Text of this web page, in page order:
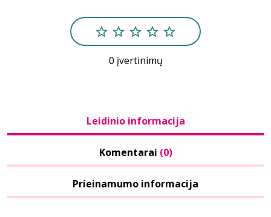
0 įvertinimų
Leidinio informacija
Komentarai (0)
Prieinamumo informacija